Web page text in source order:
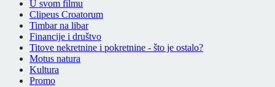
U svom filmu
Clipeus Croatorum
Timbar na libar
Financije i društvo
Titove nekretnine i pokretnine - što je ostalo?
Motus natura
Kultura
Promo